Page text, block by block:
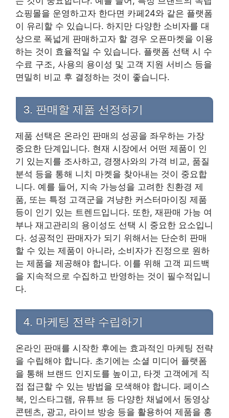
쇼핑몰을 운영하고자 한다면 카페24와 같은 플랫폼
이 유리할 수 있습니다. 하지만 다양한 소비자를 대
상으로 폭넓게 판매하고자 할 경우 오픈마켓을 이용
하는 것이 효율적일 수 있습니다. 플랫폼 선택 시 수
수료 구조, 사용의 용이성 및 고객 지원 서비스 등을
면밀히 비교 후 결정하는 것이 좋습니다.
3. 판매할 제품 선정하기
제품 선택은 온라인 판매의 성공을 좌우하는 가장
중요한 단계입니다. 현재 시장에서 어떤 제품이 인
기 있는지를 조사하고, 경쟁사와의 가격 비교, 품질
분석 등을 통해 니치 마켓을 찾아내는 것이 중요합
니다. 예를 들어, 지속 가능성을 고려한 친환경 제
품, 또는 특정 고객군을 겨냥한 커스터마이징 제품
등이 인기 있는 트렌드입니다. 또한, 재판매 가능 여
부나 재고관리의 용이성도 선택 시 중요한 요소입니
다. 성공적인 판매자가 되기 위해서는 단순히 판매
할 수 있는 제품이 아니라, 소비자가 진정으로 원하
는 제품을 제공해야 합니다. 이를 위해 고객 피드백
을 지속적으로 수집하고 반영하는 것이 필수적입니
다.
4. 마케팅 전략 수립하기
온라인 판매를 시작한 후에는 효과적인 마케팅 전략
을 수립해야 합니다. 초기에는 소셜 미디어 플랫폼
을 통해 브랜드 인지도를 높이고, 타겟 고객에게 직
접 접근할 수 있는 방법을 모색해야 합니다. 페이스
북, 인스타그램, 유튜브 등 다양한 채널에서 동영상
콘텐츠, 광고, 라이브 방송 등을 활용하여 제품을 홍